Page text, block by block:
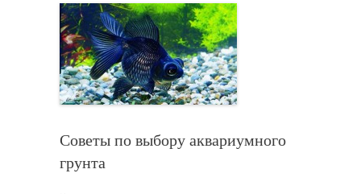
Советы по выбору аквариумного
грунта